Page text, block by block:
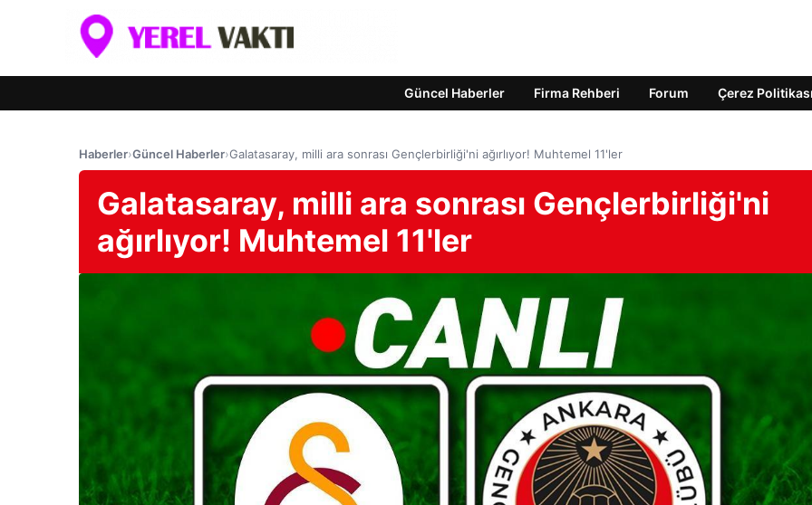
Güncel Haberler Firma Rehberi Forum Çerez Politikası
Haberler›Güncel Haberler›Galatasaray, milli ara sonrası Gençlerbirliği'ni ağırlıyor! Muhtemel 11'ler
Galatasaray, milli ara sonrası Gençlerbirliği'ni
ağırlıyor! Muhtemel 11'ler